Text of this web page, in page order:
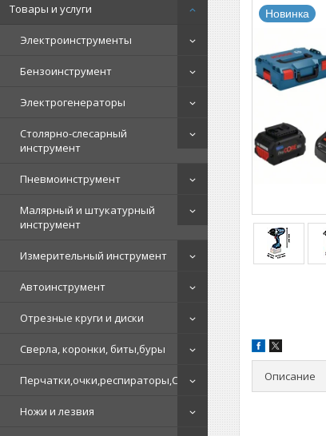
Товары и услуги
Электроинструменты
Бензоинструмент
Электрогенераторы
Столярно-слесарный
инструмент
Пневмоинструмент
Малярный и штукатурный
инструмент
Измерительный инструмент
Автоинструмент
Отрезные круги и диски
Сверла, коронки, биты,буры
Перчатки,очки,респираторы,СИЗ
Ножи и лезвия
Новинка
Описание